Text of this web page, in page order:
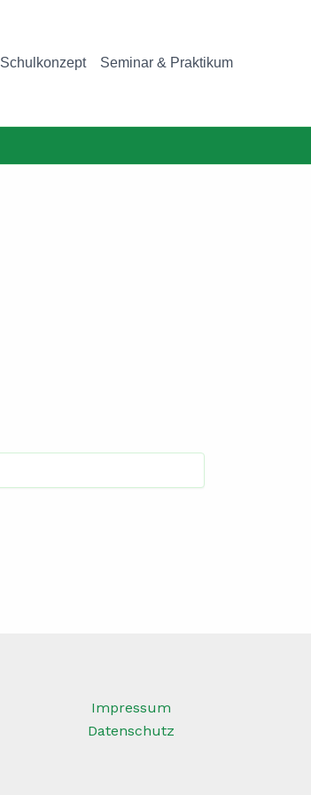
Schulkonzept Seminar & Praktikum
Impressum
Datenschutz